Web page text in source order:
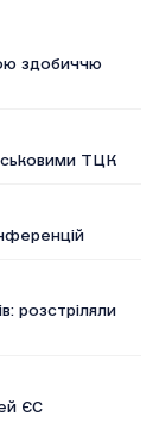
здобиччю
ТЦК
розстріляли
ЄС